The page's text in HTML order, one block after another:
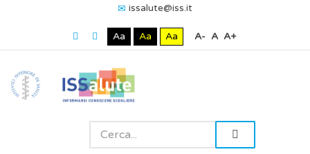
issalute@iss.it
Aa Aa Aa A- A A+